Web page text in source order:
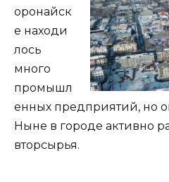
оронайск
е находи
лось
много
промышл
енных предприятий, но
Ныне в городе активно
вторсырья.